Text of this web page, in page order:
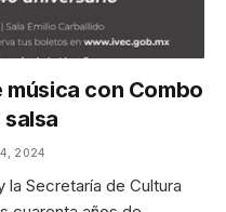
con Combo
2024
la Secretaría de Cultura